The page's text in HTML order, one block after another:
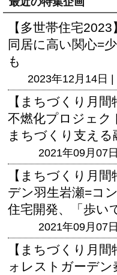
【多世帯住宅
同居に高い関心=
も
2023年12月14日 |
【まちづくり月
不燃化プロジェク
まちづくり支え
2021年09月07
【まちづくり月
デン羽生岩瀬=コ
住宅開発、「歩い
2021年09月07
【まちづくり月
ォレストガーデン